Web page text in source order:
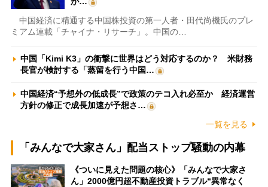
中国経済に精通する中国株投資の第一人者・田代尚機氏のプレ
ミアム連載「チャイナ・リサーチ」。中国の…
中国「Kimi K3」の衝撃に世界はどう対応するのか？ 米財務
長官が検討する「蒸留を行う中国…
中国経済“予想外の低成長”で政策のテコ入れ必至か 経済運営
方針の修正で成長加速が予想さ…
一覧を見る
「みんなで大家さん」配当ストップ騒動の内幕
《ついに見えた問題の核心》「みんなで大家さ
ん」2000億円超不動産投資トラブル“異常なく